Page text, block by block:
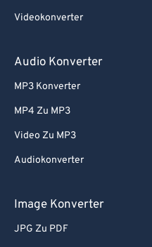
Videokonverter
Audio Konverter
MP3 Konverter
MP4 Zu MP3
Video Zu MP3
Audiokonverter
Image Konverter
JPG Zu PDF